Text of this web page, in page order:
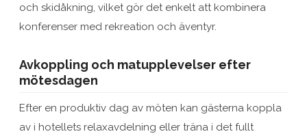
och skidåkning, vilket gör det enkelt att kombinera
konferenser med rekreation och äventyr.
Avkoppling och matupplevelser efter
mötesdagen
Efter en produktiv dag av möten kan gästerna koppla
av i hotellets relaxavdelning eller träna i det fullt